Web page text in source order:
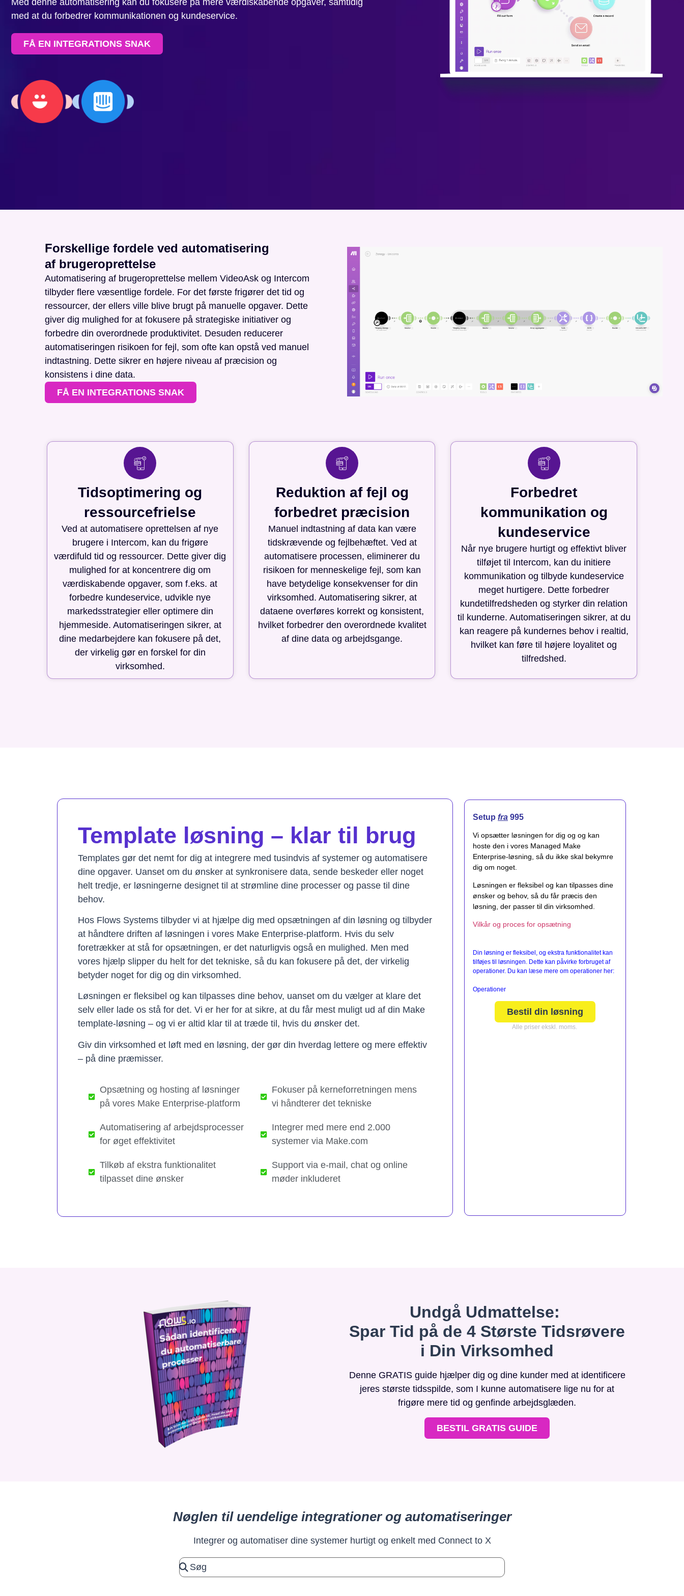
med at du forbedrer kommunikationen og kundeservice.
FÅ EN INTEGRATIONS SNAK
Forskellige fordele ved automatisering
af brugeroprettelse
Automatisering af brugeroprettelse mellem VideoAsk og Intercom
tilbyder flere væsentlige fordele. For det første frigører det tid og
ressourcer, der ellers ville blive brugt på manuelle opgaver. Dette
giver dig mulighed for at fokusere på strategiske initiativer og
forbedre din overordnede produktivitet. Desuden reducerer
automatiseringen risikoen for fejl, som ofte kan opstå ved manuel
indtastning. Dette sikrer en højere niveau af præcision og
konsistens i dine data.
FÅ EN INTEGRATIONS SNAK
Tidsoptimering og
ressourcefrielse
Ved at automatisere oprettelsen af nye
brugere i Intercom, kan du frigøre
værdifuld tid og ressourcer. Dette giver dig
mulighed for at koncentrere dig om
værdiskabende opgaver, som f.eks. at
forbedre kundeservice, udvikle nye
markedsstrategier eller optimere din
hjemmeside. Automatiseringen sikrer, at
dine medarbejdere kan fokusere på det,
der virkelig gør en forskel for din
virksomhed.
Reduktion af fejl og
forbedret præcision
Manuel indtastning af data kan være
tidskrævende og fejlbehæftet. Ved at
automatisere processen, eliminerer du
risikoen for menneskelige fejl, som kan
have betydelige konsekvenser for din
virksomhed. Automatisering sikrer, at
dataene overføres korrekt og konsistent,
hvilket forbedrer den overordnede kvalitet
af dine data og arbejdsgange.
Forbedret
kommunikation og
kundeservice
Når nye brugere hurtigt og effektivt bliver
tilføjet til Intercom, kan du initiere
kommunikation og tilbyde kundeservice
meget hurtigere. Dette forbedrer
kundetilfredsheden og styrker din relation
til kunderne. Automatiseringen sikrer, at du
kan reagere på kundernes behov i realtid,
hvilket kan føre til højere loyalitet og
tilfredshed.
Template løsning – klar til brug
Templates gør det nemt for dig at integrere med tusindvis af systemer og automatisere
dine opgaver. Uanset om du ønsker at synkronisere data, sende beskeder eller noget
helt tredje, er løsningerne designet til at strømline dine processer og passe til dine
behov.
Hos Flows Systems tilbyder vi at hjælpe dig med opsætningen af din løsning og tilbyder
at håndtere driften af løsningen i vores Make Enterprise-platform. Hvis du selv
foretrækker at stå for opsætningen, er det naturligvis også en mulighed. Men med
vores hjælp slipper du helt for det tekniske, så du kan fokusere på det, der virkelig
betyder noget for dig og din virksomhed.
Løsningen er fleksibel og kan tilpasses dine behov, uanset om du vælger at klare det
selv eller lade os stå for det. Vi er her for at sikre, at du får mest muligt ud af din Make
template-løsning – og vi er altid klar til at træde til, hvis du ønsker det.
Giv din virksomhed et løft med en løsning, der gør din hverdag lettere og mere effektiv
– på dine præmisser.
Opsætning og hosting af løsninger
på vores Make Enterprise-platform
Automatisering af arbejdsprocesser
for øget effektivitet
Tilkøb af ekstra funktionalitet
tilpasset dine ønsker​
Fokuser på kerneforretningen mens
vi håndterer det tekniske​
Integrer med mere end 2.000
systemer via Make.com
Support via e-mail, chat og online
møder inkluderet
Setup fra 995
Vi opsætter løsningen for dig og og kan
hoste den i vores Managed Make
Enterprise-løsning, så du ikke skal bekymre
dig om noget.
Løsningen er fleksibel og kan tilpasses dine
ønsker og behov, så du får præcis den
løsning, der passer til din virksomhed.
Vilkår og proces for opsætning
Din løsning er fleksibel, og ekstra funktionalitet kan
tilføjes til løsningen. Dette kan påvirke forbruget af
operationer. Du kan læse mere om operationer her:
Operationer
Bestil din løsning
Alle priser ekskl. moms.
Undgå Udmattelse:
Spar Tid på de 4 Største Tidsrøvere
i Din Virksomhed
Denne GRATIS guide hjælper dig og dine kunder med at identificere
jeres største tidsspilde, som I kunne automatisere lige nu for at
frigøre mere tid og genfinde arbejdsglæden.
BESTIL GRATIS GUIDE
Nøglen til uendelige integrationer og automatiseringer
Integrer og automatiser dine systemer hurtigt og enkelt med Connect to X